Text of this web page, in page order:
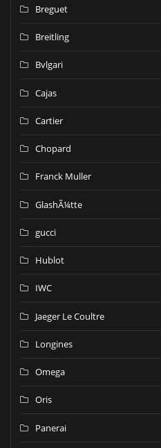
Breguet
Breitling
Bvlgari
Cajas
Cartier
Chopard
Franck Muller
GlashÃ¼tte
gucci
Hublot
IWC
Jaeger Le Coultre
Longines
Omega
Oris
Panerai